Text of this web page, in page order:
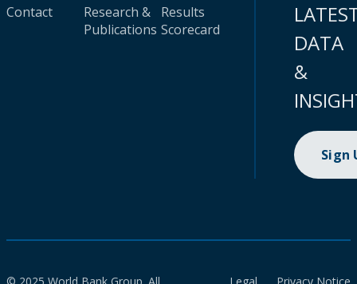
Contact
Research &
Publications
Results
Scorecard
DATA
&
Sign